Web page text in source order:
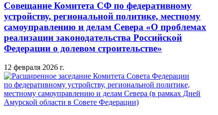
Совещание Комитета СФ по федеративному
устройству, региональной политике, местному
самоуправлению и делам Севера «О проблемах
реализации законодательства Российской
Федерации о долевом строительстве»
12 февраля 2026 г.